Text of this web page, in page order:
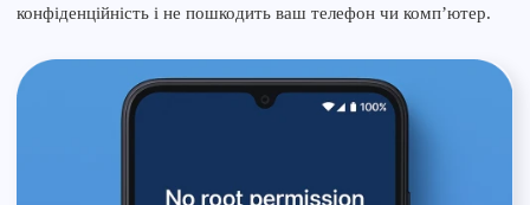
конфіденційність і не пошкодить ваш телефон чи комп’ютер.